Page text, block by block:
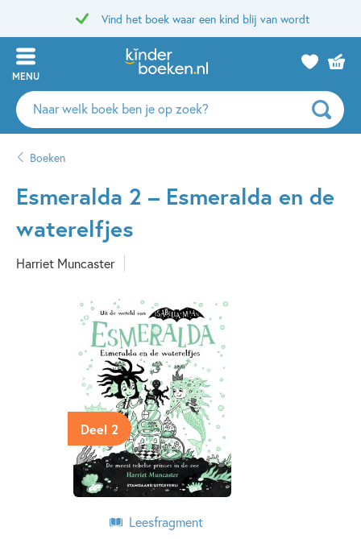
Vind het boek waar een kind blij van wordt
MENU
Zoeken
naar
auteurs
uitgevers
Boeken
Esmeralda 2 – Esmeralda en de
waterelfjes
Harriet Muncaster
Deel 2
Leesfragment